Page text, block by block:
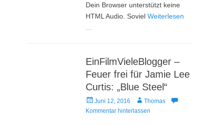
Dein Browser unterstützt keine
HTML Audio. SovielWeiterlesen
EinFilmVieleBlogger –
Feuer frei für Jamie Lee
Curtis: „Blue Steel“
Veröffentlicht
am
Juni 12, 2016 AutorThomas
Kommentar hinterlassen